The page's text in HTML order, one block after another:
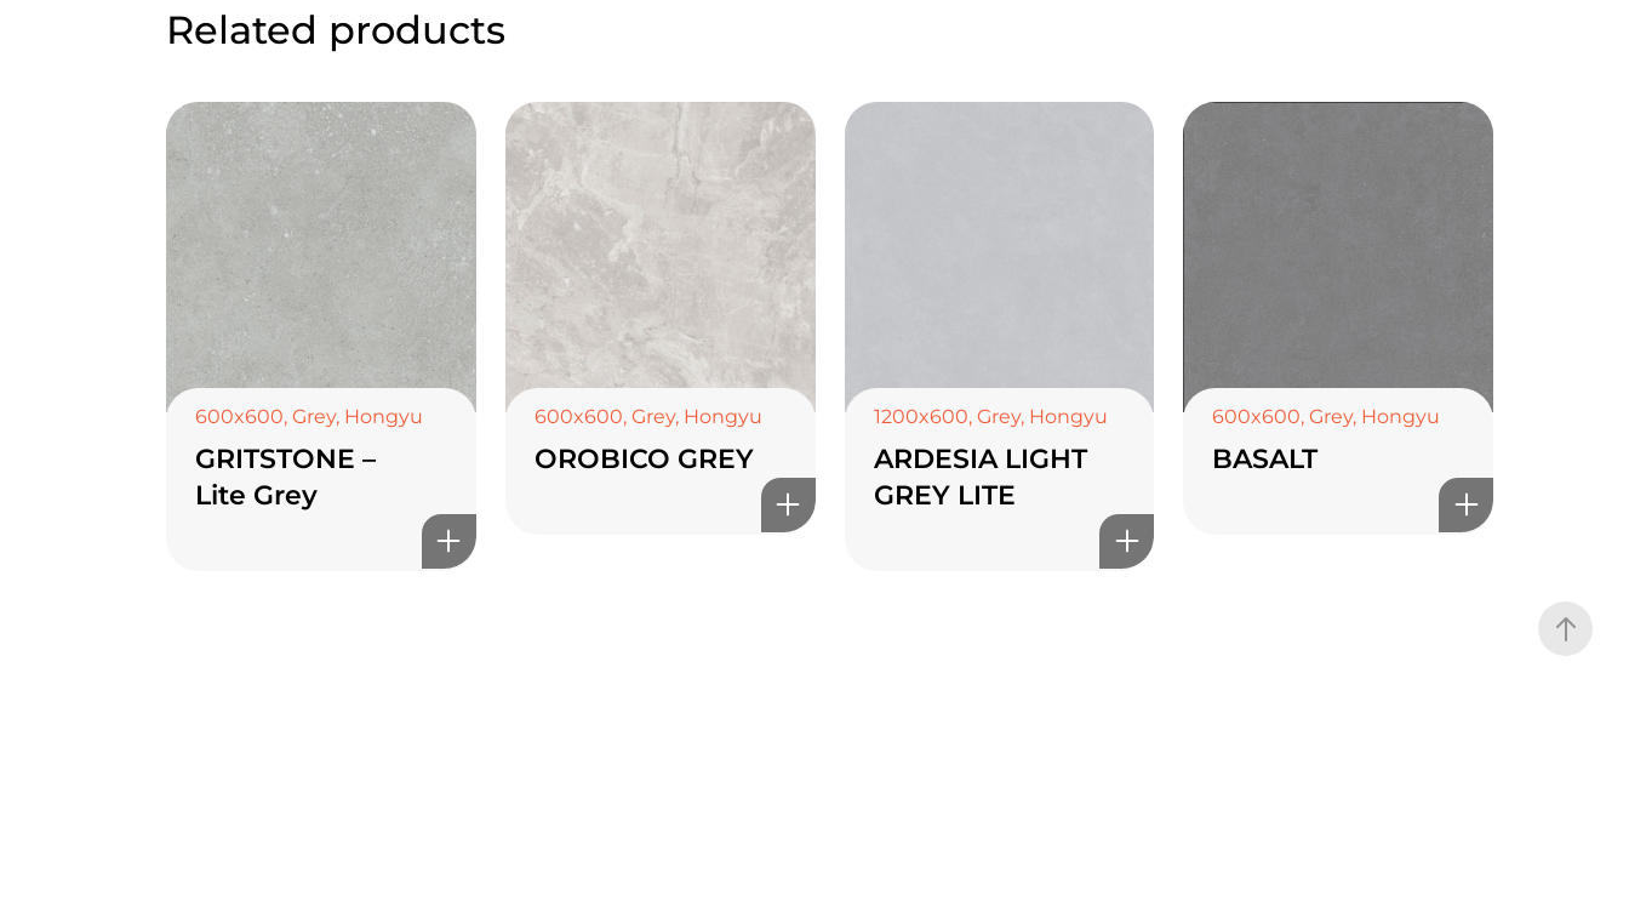
Related products
600x600, Grey, Hongyu
GRITSTONE –
Lite Grey
600x600, Grey, Hongyu
OROBICO GREY
1200x600, Grey, Hongyu
ARDESIA LIGHT
GREY LITE
600x600,Grey, Hongyu
BASALT